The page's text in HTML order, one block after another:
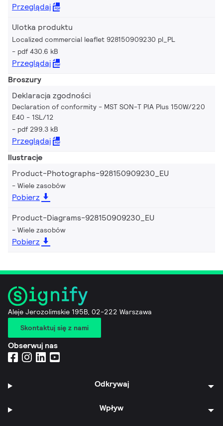
Przeglądaj
Ulotka produktu
Localized commercial leaflet 928150909230 pl_PL
pdf 430.6 kB
Przeglądaj
Broszury
Deklaracja zgodności
Declaration of conformity - MST SON-T PIA Plus 150W/220
E40 - 1SL/12
pdf 299.3 kB
Przeglądaj
Ilustracje
Product-Photographs-928150909230_EU
Wiele zasobów
Pobierz
Product-Diagrams-928150909230_EU
Wiele zasobów
Pobierz
Aleje Jerozolimskie 195B, 02-222 Warszawa
Skontaktuj się z nami
Obserwuj nas
Odkrywaj
Wpływ